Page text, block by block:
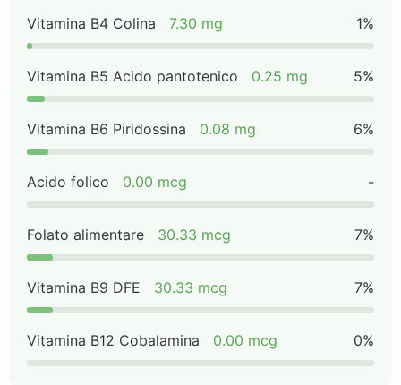
Vitamina B4 Colina 7.30 mg 1%
Vitamina B5 Acido pantotenico 0.25 mg 5%
Vitamina B6 Piridossina 0.08 mg 6%
Acido folico 0.00 mcg -
Folato alimentare 30.33 mcg 7%
Vitamina B9 DFE 30.33 mcg 7%
Vitamina B12 Cobalamina 0.00 mcg 0%